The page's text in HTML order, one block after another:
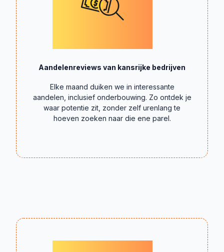
Aandelenreviews van kansrijke bedrijven
Elke maand duiken we in interessante
aandelen, inclusief onderbouwing. Zo ontdek je
waar potentie zit, zonder zelf urenlang te
hoeven zoeken naar die ene parel.